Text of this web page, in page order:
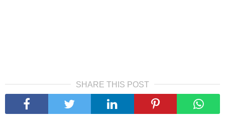
SHARE THIS POST